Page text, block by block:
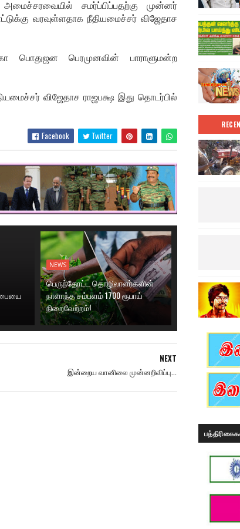
சமர்ப்பிப்பதற்கு முன்னர்
வரவுள்ளதாக நீதியமைச்சர் விஜேதாச
பொதுஜன பெரமுனவின் பாராளுமன்ற
விஜேதாச ராஜபக்ஷ இது தொடர்பில்
Facebook Twitter
NEWS
பெருந்தோட்ட தொழிலாளர்களின்
நாளாந்த சம்பளம் 1700 ரூபாய்
நிறைவேற்றம்!
NEXT
இன்றைய வானிலை முன்னறிவிப்பு...